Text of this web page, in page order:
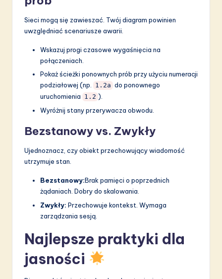
Sieci mogą się zawieszać. Twój diagram powinien
uwzględniać scenariusze awarii.
Wskazuj progi czasowe wygaśnięcia na
połączeniach.
Pokaż ścieżki ponownych prób przy użyciu numeracji
podziałowej (np. 1.2a do ponownego
uruchomienia 1.2 ).
Wyróżnij stany przerywacza obwodu.
Bezstanowy vs. Zwykły
Ujednoznacz, czy obiekt przechowujący wiadomość
utrzymuje stan.
Bezstanowy:Brak pamięci o poprzednich
żądaniach. Dobry do skalowania.
Zwykły: Przechowuje kontekst. Wymaga
zarządzania sesją.
Najlepsze praktyki dla
jasności